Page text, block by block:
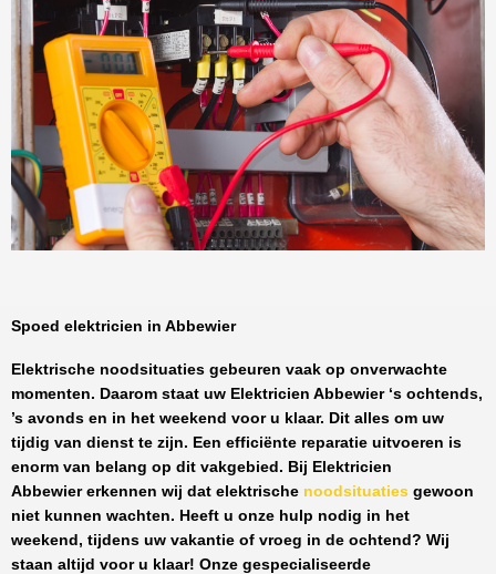
Spoed elektricien in Abbewier
Elektrische noodsituaties gebeuren vaak op onverwachte
momenten. Daarom staat uw Elektricien Abbewier‘s ochtends,
’s avonds en in het weekend voor u klaar. Dit alles om uw
tijdig van dienst te zijn. Een efficiënte reparatie uitvoeren is
enorm van belang op dit vakgebied. Bij Elektricien
Abbewiererkennen wij dat elektrische noodsituaties gewoon
niet kunnen wachten. Heeft u onze hulp nodig in het
weekend, tijdens uw vakantie of vroeg in de ochtend? Wij
staan altijd voor u klaar! Onze gespecialiseerde